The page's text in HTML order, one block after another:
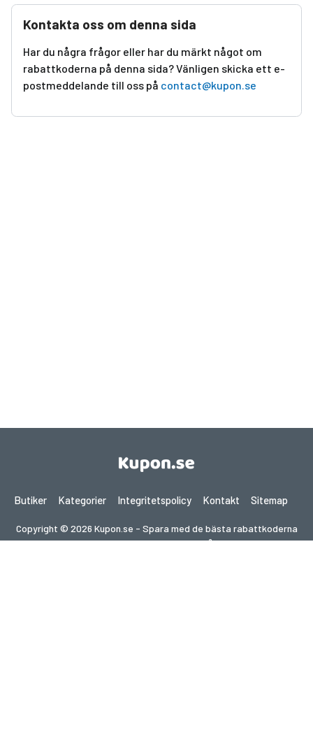
Kontakta oss om denna sida
Har du några frågor eller har du märkt något om
rabattkoderna på denna sida? Vänligen skicka ett e-
postmeddelande till oss på contact@kupon.se
Butiker Kategorier Integritetspolicy Kontakt Sitemap
Copyright © 2026 Kupon.se - Spara med de bästa rabattkoderna
2026. Alla rättigheter förbehållna.